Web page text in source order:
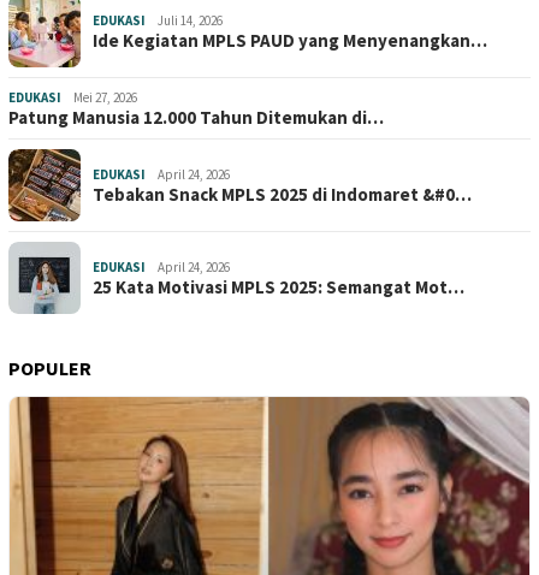
EDUKASI Juli 14, 2026
Ide Kegiatan MPLS PAUD yang Menyenangkan…
EDUKASI Mei 27, 2026
Patung Manusia 12.000 Tahun Ditemukan di…
EDUKASI April 24, 2026
Tebakan Snack MPLS 2025 di Indomaret &#0…
EDUKASI April 24, 2026
25 Kata Motivasi MPLS 2025: Semangat Mot…
POPULER